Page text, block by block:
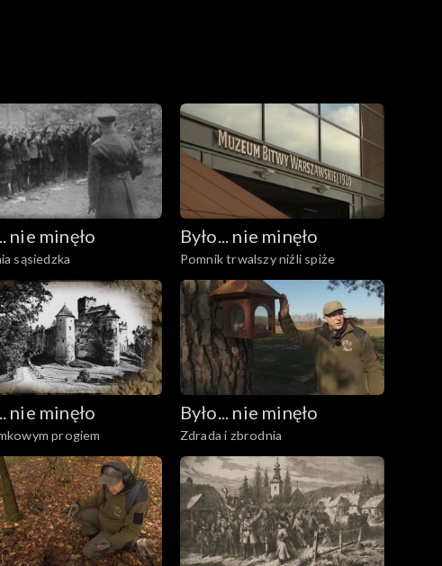
dotyczą one wyłącznie roku 1920.
nie minęło
sąsiedzka
Było... nie minęło
Pomnik trwalszy niźli spiże
nie minęło
progiem
Było... nie minęło
Zdrada i zbrodnia